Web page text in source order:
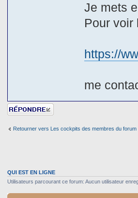
Je mets
Pour voir
https://
me
Répondre
Retourner vers Les cockpits des membres du forum
QUI EST EN LIGNE
Utilisateurs parcourant ce forum: Aucun utilisateur